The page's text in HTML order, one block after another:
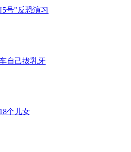
号"反恐演习
自己拔乳牙
个儿女